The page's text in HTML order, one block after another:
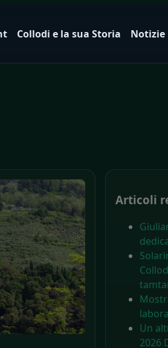
Collodi e la sua Storia Notizie
Articoli
Un
2026